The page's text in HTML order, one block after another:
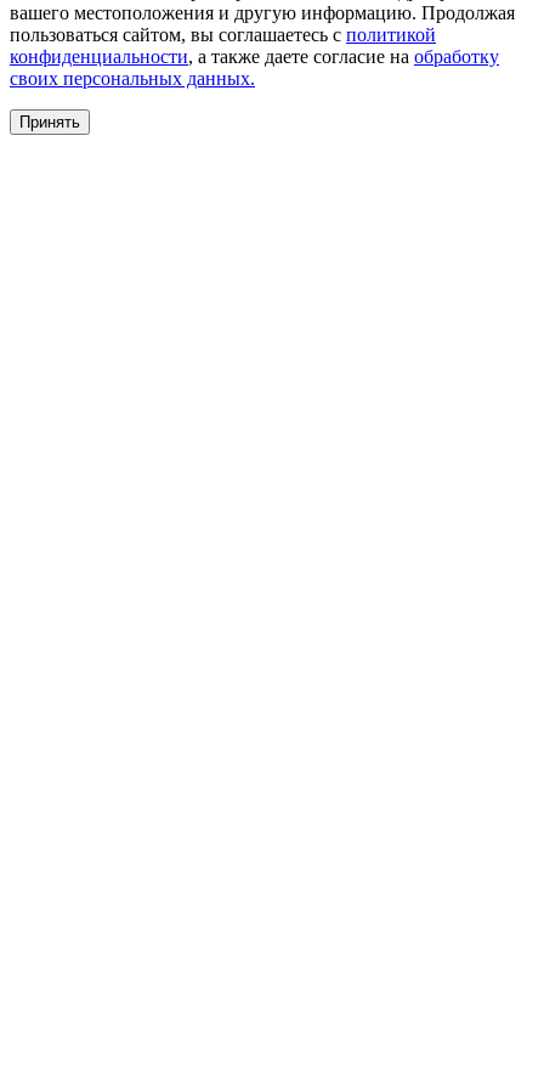
вашего местоположения и другую информацию. Продолжая
пользоваться сайтом, вы соглашаетесь с политикой
конфиденциальности, а также даете согласие на обработку
своих персональных данных.
Принять